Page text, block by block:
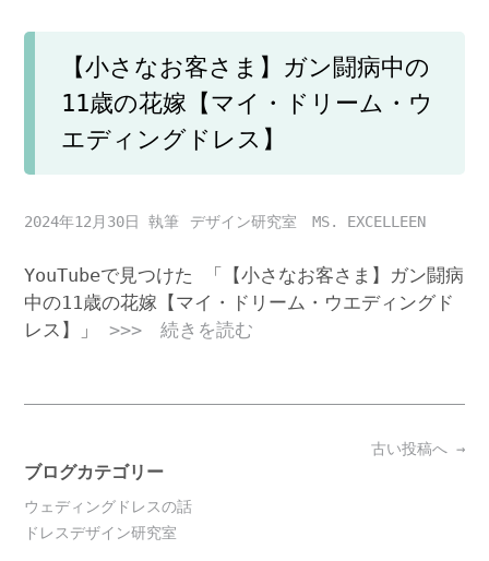
【小さなお客さま】ガン闘病中の
11歳の花嫁【マイ・ドリーム・ウ
エディングドレス】
2024年12月30日 デザイン研究室 MS. EXCELLEEN
YouTubeで見つけた 「【小さなお客さま】ガン闘病
中の11歳の花嫁【マイ・ドリーム・ウエディングド
レス】」 >>> 続きを読む
navigation
古い投稿へ →
ブログカテゴリー
ウェディングドレスの話
ドレスデザイン研究室